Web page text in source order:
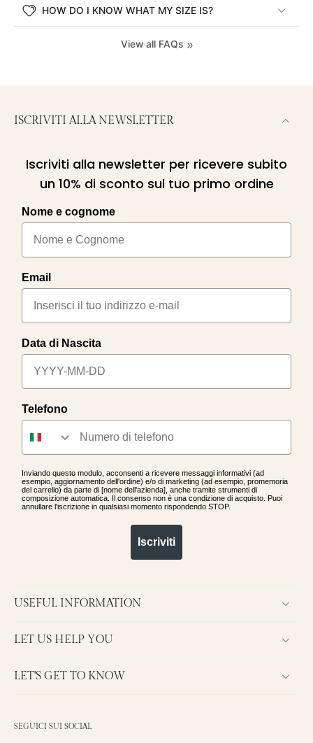
HOW DO I KNOW WHAT MY SIZE IS?
View all FAQs
ISCRIVITI ALLA NEWSLETTER
Iscriviti alla newsletter per ricevere subito
un 10% di sconto sul tuo primo ordine
Nome e cognome
Email
Data di Nascita
Telefono
Inviando questo modulo, acconsenti a ricevere messaggi informativi (ad
esempio, aggiornamento dell'ordine) e/o di marketing (ad esempio, promemoria
del carrello) da parte di [nome dell'azienda], anche tramite strumenti di
composizione automatica. Il consenso non è una condizione di acquisto. Puoi
annullare l'iscrizione in qualsiasi momento rispondendo STOP.
Iscriviti
USEFUL INFORMATION
LET US HELP YOU
LET'S GET TO KNOW
SEGUICI SUI SOCIAL